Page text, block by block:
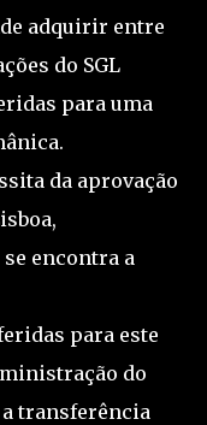
adquirir entre
do SGL
para uma
da aprovação
encontra a
para este
do
transferência